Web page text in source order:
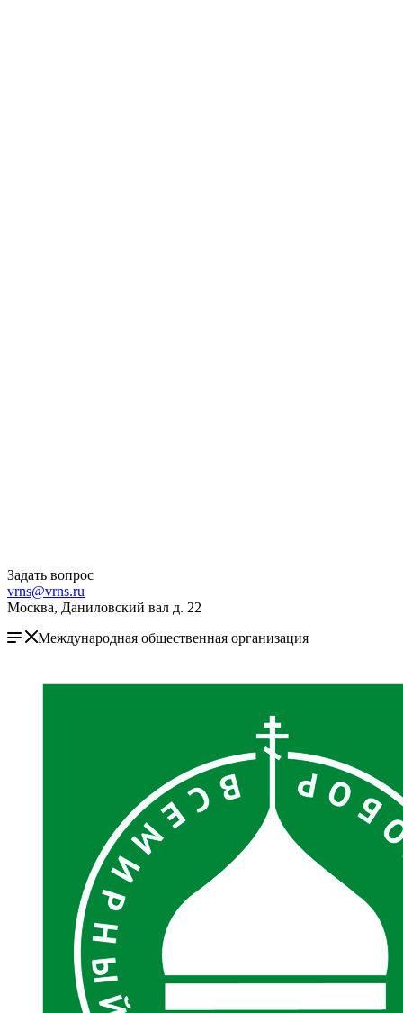
Задать вопрос
vrns@vrns.ru
Москва, Даниловский вал д. 22
Международная общественная организация